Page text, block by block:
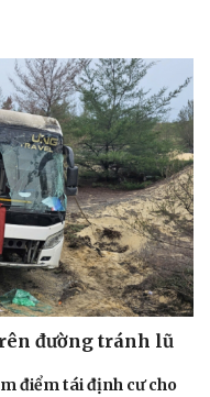
đường tránh lũ
điểm tái định cư cho